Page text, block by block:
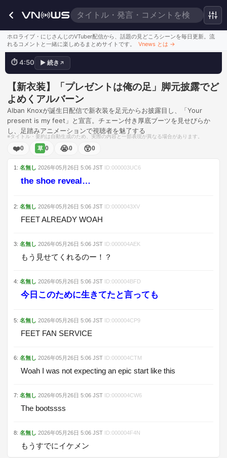
ホロライブ・にじさんじのVTuber配信から、話題の見どころシーンを毎日更新。流
れるコメントと一緒に楽しめるまとめサイトです。
Vnews とは →
💬WOW FEET
ドキドキしちゃう
⏱4:50 ▶ 続き ↗
【新衣装】「プレゼントは俺の足」脚元披露でど
よめくアルバーン
Alban Knoxが誕生日配信で新衣装を足元からお披露目し、「Your
present is my feet」と宣言。チェーン付き厚底ブーツを見せびらか
し、足踏みアニメーションで視聴者を魅了する
※タイトル・要約は自動生成のため、実際の内容と一部表現が異なる場合があります。
❤️0 草 0 😭0 😲0
1 : 名無し 2026年05月26日 5:06 JST ID:000003UC6
the shoe reveal…
2: 名無し 2026年05月26日 5:06 JST ID:0000043XV
FEET ALREADY WOAH
3: 名無し 2026年05月26日 5:06 JST ID:000004AEK
もう見せてくれるのー！？
4: 名無し 2026年05月26日 5:06 JST ID:000004BFD
今日このために生きてたと言っても
5: 名無し 2026年05月26日 5:06 JST ID:000004CP9
FEET FAN SERVICE
6: 名無し 2026年05月26日 5:06 JST ID:000004CTM
Woah I was not expecting an epic start like this
7: 名無し 2026年05月26日 5:06 JST ID:000004CW6
The bootssss
8: 名無し 2026年05月26日 5:06 JST ID:000004F4N
もうすでにイケメン